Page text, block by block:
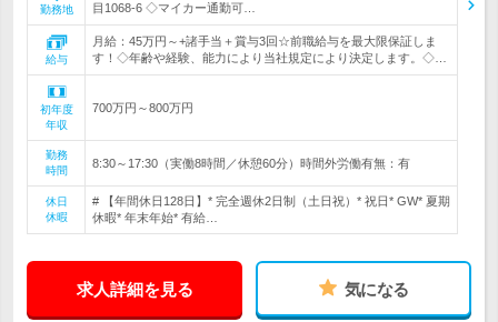
勤務地
目1068-6 ◇マイカー通勤可…
給与
月給：45万円～+諸手当＋賞与3回☆前職給与を最大限保証しま
す！◇年齢や経験、能力により当社規定により決定します。◇…
初年度
年収
700万円～800万円
勤務
時間
8:30～17:30（実働8時間／休憩60分）時間外労働有無：有
休日
休暇
# 【年間休日128日】* 完全週休2日制（土日祝）* 祝日* GW* 夏期
休暇* 年末年始* 有給…
求人詳細を見る 気になる